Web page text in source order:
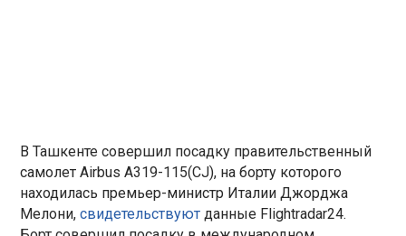
В Ташкенте совершил посадку правительственный
самолет Airbus A319-115(CJ), на борту которого
находилась премьер-министр Италии Джорджа
Мелони,свидетельствуютданные Flightradar24.